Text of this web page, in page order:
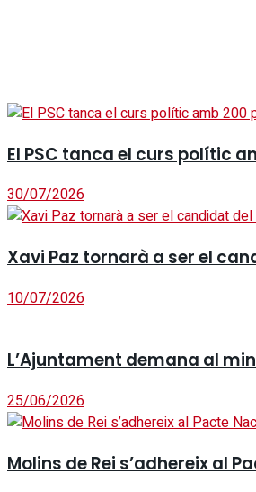
El PSC tanca el curs polític
30/07/2026
Xavi Paz tornarà a ser el
10/07/2026
L’Ajuntament demana al
25/06/2026
Molins de Rei s’adhereix al